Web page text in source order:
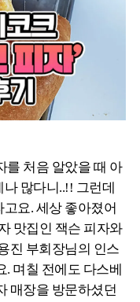
를 처음 알았을 때 아
많다니..!! 그런데
요. 세상 좋아졌어
맛집인 잭슨 피자와
진 부회장님의 인스
. 며칠 전에도 다스베
매장을 방문하셨던